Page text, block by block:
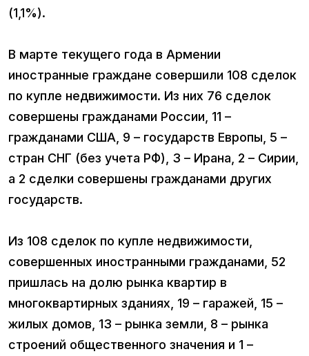
(1,1%).
В марте текущего года в Армении
иностранные граждане совершили 108 сделок
по купле недвижимости. Из них 76 сделок
совершены гражданами России, 11 –
гражданами США, 9 – государств Европы, 5 –
стран СНГ (без учета РФ), 3 – Ирана, 2 – Сирии,
а 2 сделки совершены гражданами других
государств.
Из 108 сделок по купле недвижимости,
совершенных иностранными гражданами, 52
пришлась на долю рынка квартир в
многоквартирных зданиях, 19 – гаражей, 15 –
жилых домов, 13 – рынка земли, 8 – рынка
строений общественного значения и 1 –